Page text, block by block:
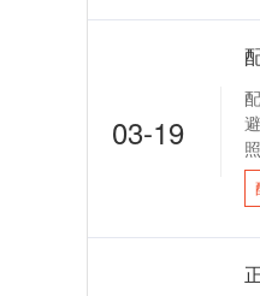
03-19